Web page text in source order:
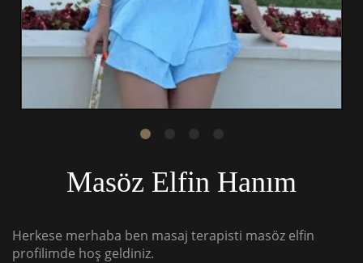
Masöz Elfin Hanım
Herkese merhaba ben masaj terapisti masöz elfin
profilimde hoş geldiniz.